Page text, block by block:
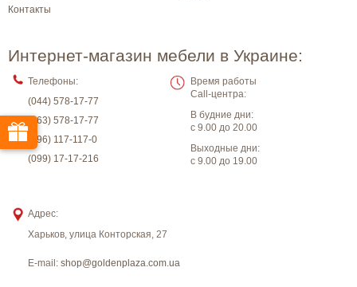
Контакты
Интернет-магазин мебели в Украине:
Телефоны:
(044) 578-17-77
(063) 578-17-77
(096) 117-117-0
(099) 17-17-216
Время работы
Call-центра:
В будние дни:
с 9.00 до 20.00
Выходные дни:
с 9.00 до 19.00
Адрес:
Харьков, улица Конторская, 27
E-mail: shop@goldenplaza.com.ua